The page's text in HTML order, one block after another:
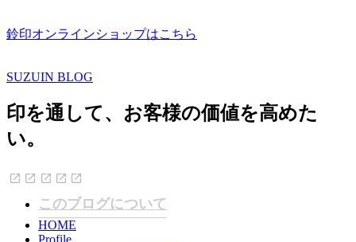
鈴印オンラインショップはこちら
SUZUIN BLOG
印を通して、お客様の価値を高めた
い。
このブログについて
HOME